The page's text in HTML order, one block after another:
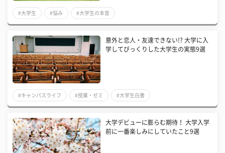
#大学生 #悩み #大学生の本音
意外と恋人・友達できない!? 大学に入
学してびっくりした大学生の実態9選
#キャンパスライフ #授業・ゼミ #大学生白書
大学デビューに膨らむ期待！ 大学入学
前に一番楽しみにしていたこと9選